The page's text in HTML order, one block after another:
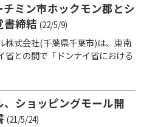
ミン市ホックモン郡とシ
書締結 (22/5/9)
株式会社(千葉県千葉市)は、東南
省との間で「ドンナイ省における
ショッピングモール開
(21/5/24)